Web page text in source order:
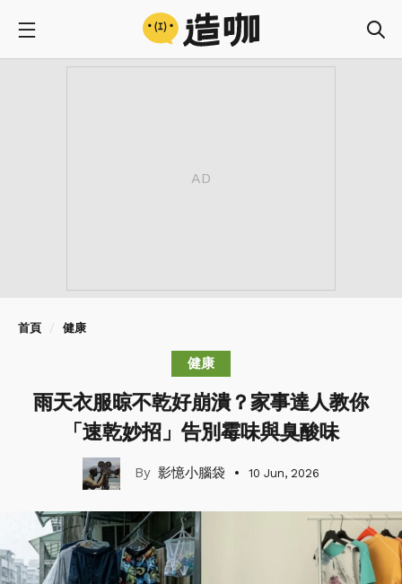
首頁 健康
健康
雨天衣服晾不乾好崩潰？家事達人教你
「速乾妙招」告別霉味與臭酸味
影憶小腦袋 10 Jun, 2026